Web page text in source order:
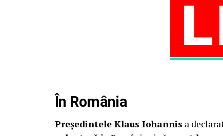
În România
Președintele Klaus Iohannis a